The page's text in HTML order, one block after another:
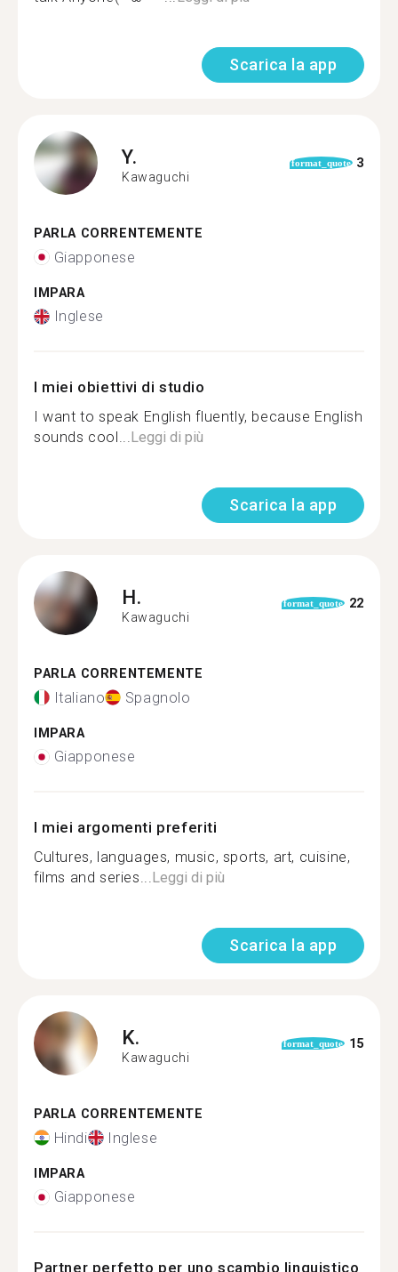
Scarica la app
Y.
Kawaguchi
format_quote 3
PARLA CORRENTEMENTE
Giapponese
IMPARA
Inglese
I miei obiettivi di studio
I want to speak English fluently, because English
sounds cool...Leggi di più
Scarica la app
H.
Kawaguchi
format_quote 22
PARLA CORRENTEMENTE
Italiano Spagnolo
IMPARA
Giapponese
I miei argomenti preferiti
Cultures, languages, music, sports, art, cuisine,
films and series...Leggi di più
Scarica la app
K.
Kawaguchi
format_quote 15
PARLA CORRENTEMENTE
Hindi Inglese
IMPARA
Giapponese
Partner perfetto per uno scambio linguistico